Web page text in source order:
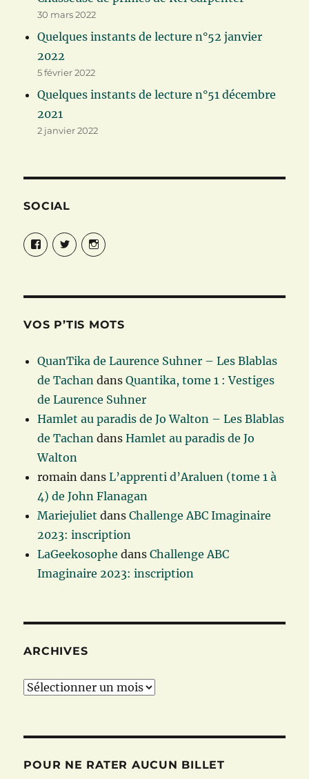
30 mars 2022
Quelques instants de lecture n°52 janvier
2022
5 février 2022
Quelques instants de lecture n°51 décembre
2021
2 janvier 2022
SOCIAL
FacebookTwitterInstagram
VOS P’TIS MOTS
QuanTika de Laurence Suhner – Les Blablas
de Tachan dansQuantika, tome 1 : Vestiges
de Laurence Suhner
Hamlet au paradis de Jo Walton – Les Blablas
de Tachan dansHamlet au paradis de Jo
Walton
romain dansL’apprenti d’Araluen (tome 1 à
4) de John Flanagan
Mariejuliet dansChallenge ABC Imaginaire
2023: inscription
LaGeekosophe dansChallenge ABC
Imaginaire 2023: inscription
ARCHIVES
Archives
POUR NE RATER AUCUN BILLET